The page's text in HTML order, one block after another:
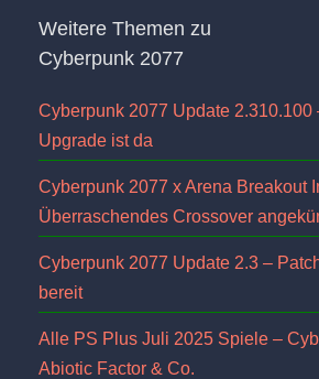
Weitere Themen zu
Cyberpunk 2077
Cyberpunk 2077 Update 2.310.100
Upgrade ist da
Cyberpunk 2077 x Arena Breakout
Überraschendes Crossover
Cyberpunk 2077 Update 2.3 –
bereit
Alle PS Plus Juli 2025 Spiele –
Abiotic Factor & Co.